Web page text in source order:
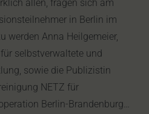
allen, fragen sich am
in Berlin im
werden Anna Heilgemeier,
selbstverwaltete und
sowie die Publizistin
NETZ für
Berlin-Brandenburg…